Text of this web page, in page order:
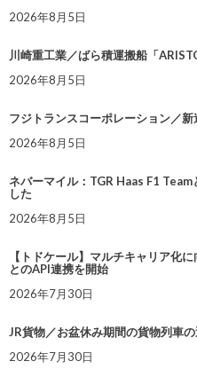
2026年8月5日
川崎重工業／ばら積運搬船「
2026年8月5日
フジトランスコーポレーション／
2026年8月5日
ネバーマイル：TGR Haas F1
した
2026年8月5日
【トドケール】マルチキャリア化
とのAPI連携を開始
2026年7月30日
JR貨物／お盆休み期間の貨物列車
2026年7月30日